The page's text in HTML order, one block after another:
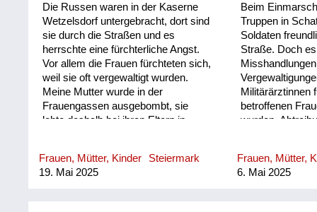
Die Russen waren in der Kaserne
Wetzelsdorf untergebracht, dort sind
sie durch die Straßen und es
herrschte eine fürchterliche Angst.
Vor allem die Frauen fürchteten sich,
weil sie oft vergewaltigt wurden.
Meine Mutter wurde in der
Frauengassen ausgebombt, sie
lebte deshalb bei ihren Eltern in
am Dachboden versteckt. Eines
Tages kam einer, dessen Uniform
Frauen, Mütter, Kinder
Steiermark
19. Mai 2025
Beim
Truppen in
Soldaten
Straße. Doch
Militärärztinnen
betroffenen
wurden,
Frauen, Mütter,
6. Mai 2025